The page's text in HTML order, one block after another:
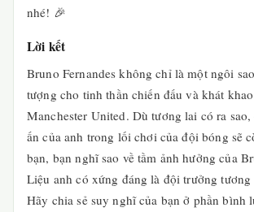
nhé! 🎉
Lời kết
Bruno Fernandes không chỉ là một ngôi
tượng cho tinh thần chiến đấu và khát
Manchester United. Dù tương lai có ra sao,
ấn của anh trong lối chơi của đội bóng sẽ
bạn, bạn nghĩ sao về tầm ảnh hưởng của
Liệu anh có xứng đáng là đội trưởng
Hãy chia sẻ suy nghĩ của bạn ở phần bình